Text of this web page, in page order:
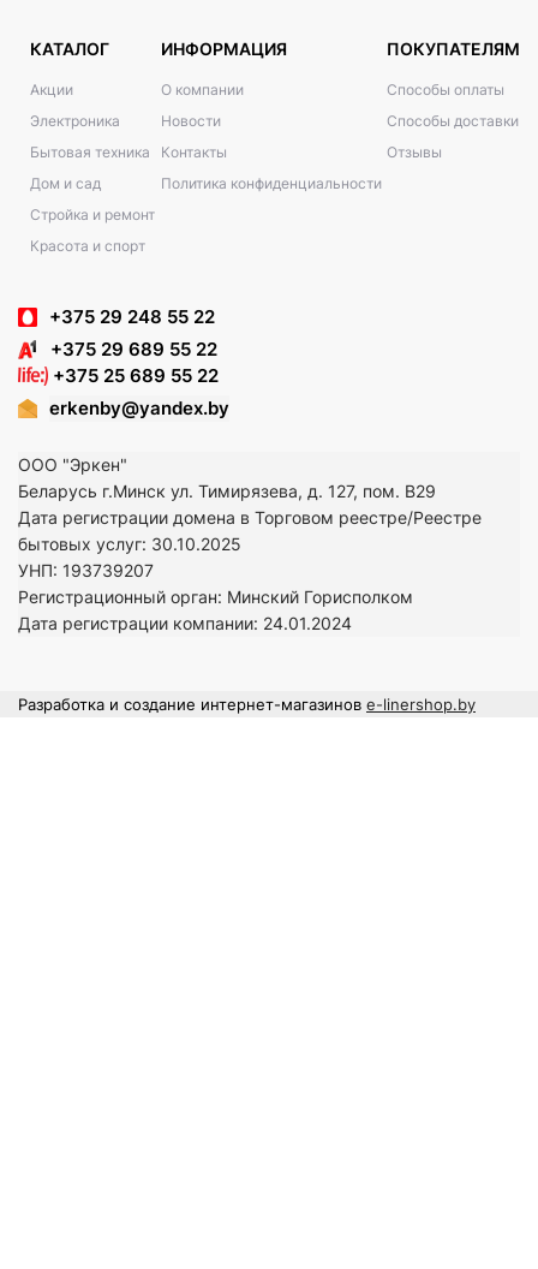
КАТАЛОГ
Акции
Электроника
Бытовая техника
Дом и сад
Стройка и ремонт
Красота и спорт
ИНФОРМАЦИЯ
О компании
Новости
Контакты
Политика конфиденциальности
ПОКУПАТЕЛЯМ
Способы оплаты
Способы доставки
Отзывы
+375 29 248 55 22
+375 29 689 55 22
+375 25 689 55 22
erkenby@yandex.by
ООО "Эркен"
Беларусь г.Минск ул. Тимирязева, д. 127, пом. В29
Дата регистрации домена в Торговом реестре/Реестре
бытовых услуг: 30.10.2025
УНП: 193739207
Регистрационный орган: Минский Горисполком
Дата регистрации компании: 24.01.2024
Разработка и создание интернет-магазинов e-linershop.by